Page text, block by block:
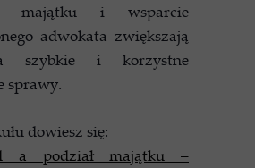
majątku i wsparcie
adwokata zwiększają
szybkie i korzystne
sprawy.
dowiesz się:
a podział majątku –